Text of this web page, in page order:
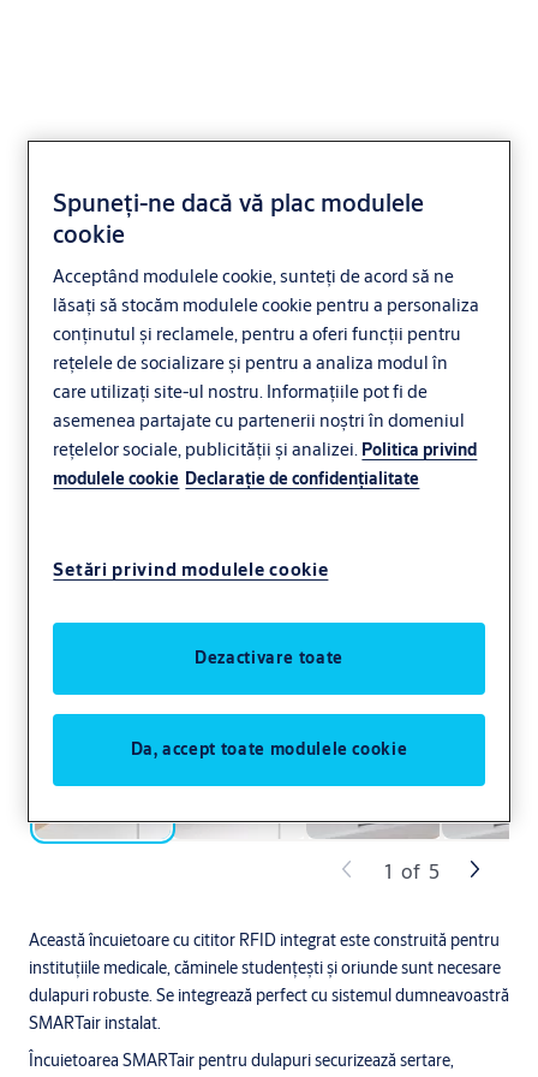
Încuietoarea SMARTair
de dulap
Control acces
Această încuietoare cu cititor RFID integrat este construită pentru
instituțiile medicale, căminele studențești și oriunde sunt necesare
dulapuri robuste. Se integrează perfect cu sistemul dumneavoastră
SMARTair instalat.
Încuietoarea SMARTair pentru dulapuri securizează sertare,
1 of 5
Spuneți-ne dacă vă plac modulele
cookie
Acceptând modulele cookie, sunteți de acord să ne
lăsați să stocăm modulele cookie pentru a personaliza
conținutul și reclamele, pentru a oferi funcții pentru
rețelele de socializare și pentru a analiza modul în
care utilizați site-ul nostru. Informațiile pot fi de
asemenea partajate cu partenerii noștri în domeniul
rețelelor sociale, publicității și analizei. Politica privind
modulele cookie Declaraţie de confidenţialitate
Setări privind modulele cookie
Dezactivare toate
Da, accept toate modulele cookie